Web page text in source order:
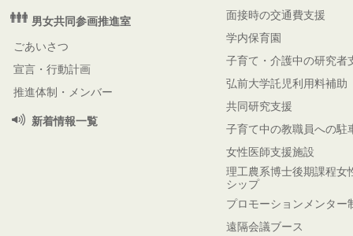
男女共同参画推進室
ごあいさつ
宣言・行動計画
推進体制・メンバー
新着情報一覧
面接時の交通費支援
学内保育園
子育て・介護中の研究者
弘前大学託児利用料補助
共同研究支援
子育て中の教職員への駐
女性医師支援施設
理工農系博士後期課程女
シップ
プロモーションメンター
遠隔会議ブース